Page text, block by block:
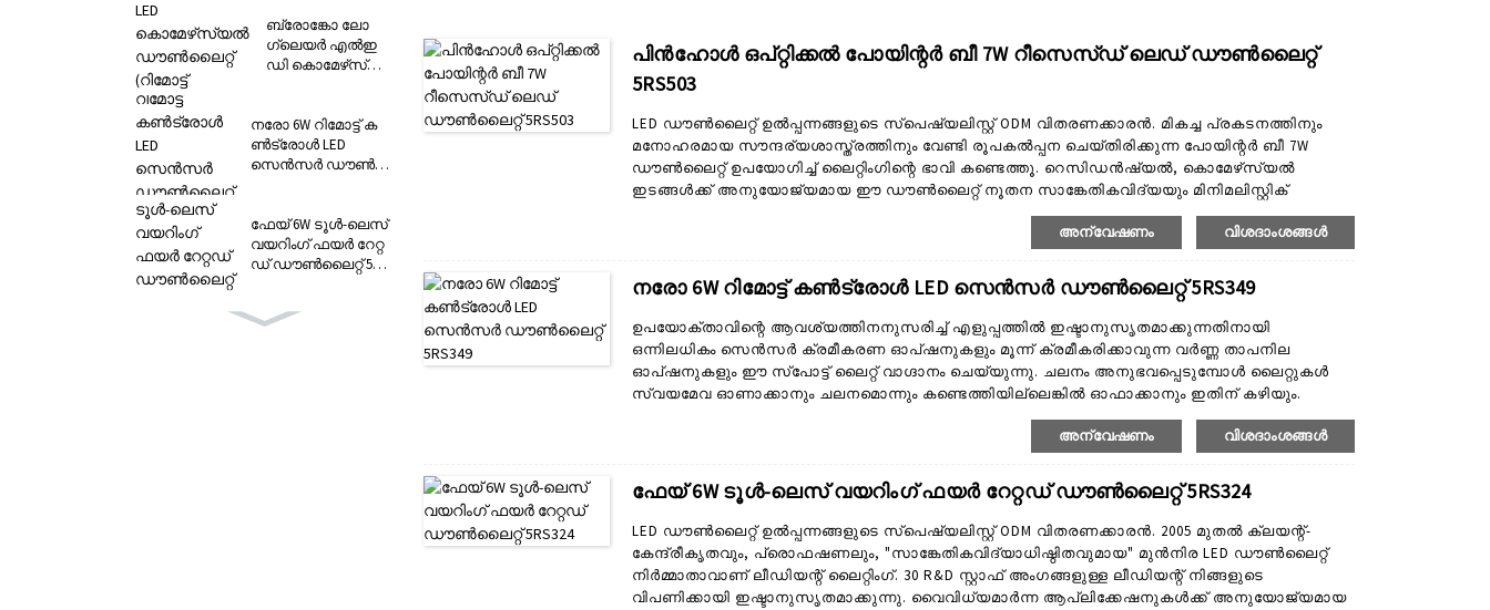
ബ്രോങ്കോ ലോ
ഗ്ലെയർ എൽഇ
ഡി കൊമേഴ്‌സ്യ
നരോ 6W റിമോട്ട് ക
ൺട്രോൾ LED
സെൻസർ ഡൗൺ
ഫേയ് 6W ടൂൾ-ലെസ്
വയറിംഗ് ഫയർ റേറ്റ
ഡ് ഡൗൺലൈറ്റ് 5RS
MARS 4W LED ഡൗൺ
പിൻഹോൾ ഒപ്റ്റിക്കൽ പോയിന്റർ ബീ 7W റീസെസ്ഡ് ലെഡ് ഡൗൺലൈറ്റ്
5RS503
LED ഡൗൺലൈറ്റ് ഉൽപ്പന്നങ്ങളുടെ സ്പെഷ്യലിസ്റ്റ് ODM വിതരണക്കാരൻ. മികച്ച പ്രകടനത്തിനും
മനോഹരമായ സൗന്ദര്യശാസ്ത്രത്തിനും വേണ്ടി രൂപകൽപ്പന ചെയ്‌തിരിക്കുന്ന പോയിന്റർ ബീ 7W
ഡൗൺലൈറ്റ് ഉപയോഗിച്ച് ലൈറ്റിംഗിന്റെ ഭാവി കണ്ടെത്തൂ. റെസിഡൻഷ്യൽ, കൊമേഴ്‌സ്യൽ
ഇടങ്ങൾക്ക് അനുയോജ്യമായ ഈ ഡൗൺലൈറ്റ് നൂതന സാങ്കേതികവിദ്യയും മിനിമലിസ്റ്റിക്
ഡിസൈനും സംയോജിപ്പിച്ച് അനുയോജ്യമായ ലൈറ്റിംഗ് പരിഹാരം സൃഷ്ടിക്കുന്നു. പ്രധാന
സവിശേഷതകൾ: കൃത്യമായ കൃത്യത: കുറഞ്ഞ സ്പില്ലിനൊപ്പം ഫോക്കസ്ഡ്, ഡയറക്ഷണൽ
ചെയ്യുന്നതിന് അനുയോജ്യമാക്കുന്നു...
അന്വേഷണം വിശദാംശങ്ങൾ
നരോ 6W റിമോട്ട് കൺട്രോൾ LED സെൻസർ ഡൗൺലൈറ്റ് 5RS349
ഉപയോക്താവിന്റെ ആവശ്യത്തിനനുസരിച്ച് എളുപ്പത്തിൽ ഇഷ്ടാനുസൃതമാക്കുന്നതിനായി
ഒന്നിലധികം സെൻസർ ക്രമീകരണ ഓപ്ഷനുകളും മൂന്ന് ക്രമീകരിക്കാവുന്ന വർണ്ണ താപനില
ഓപ്ഷനുകളും ഈ സ്പോട്ട് ലൈറ്റ് വാഗ്ദാനം ചെയ്യുന്നു. ചലനം അനുഭവപ്പെടുമ്പോൾ ലൈറ്റുകൾ
സ്വയമേവ ഓണാക്കാനും ചലനമൊന്നും കണ്ടെത്തിയില്ലെങ്കിൽ ഓഫാക്കാനും ഇതിന് കഴിയും.
വർദ്ധിച്ച സുരക്ഷയും ഹാൻഡ്‌സ്-ഫ്രീ സ്വിച്ചിംഗിന്റെ സൗകര്യവും സെൻസറുകൾ ഇൻസ്റ്റാൾ
ചെയ്യുന്നതിനുള്ള മികച്ച കാരണങ്ങളാണ്. ഇൻസ്റ്റാളേഷന്റെ എളുപ്പം പുതിയ നിർമ്മാണത്തിനും
ലീഡന്റ് ലൈറ്റിംഗ്...
അന്വേഷണം വിശദാംശങ്ങൾ
ഫേയ് 6W ടൂൾ-ലെസ് വയറിംഗ് ഫയർ റേറ്റഡ് ഡൗൺലൈറ്റ് 5RS324
LED ഡൗൺലൈറ്റ് ഉൽപ്പന്നങ്ങളുടെ സ്പെഷ്യലിസ്റ്റ് ODM വിതരണക്കാരൻ. 2005 മുതൽ ക്ലയന്റ്-
കേന്ദ്രീകൃതവും, പ്രൊഫഷണലും, "സാങ്കേതികവിദ്യാധിഷ്ഠിതവുമായ" മുൻനിര LED ഡൗൺലൈറ്റ്
നിർമ്മാതാവാണ് ലീഡിയന്റ് ലൈറ്റിംഗ്. 30 R&D സ്റ്റാഫ് അംഗങ്ങളുള്ള ലീഡിയന്റ് നിങ്ങളുടെ
വിപണിക്കായി ഇഷ്ടാനുസൃതമാക്കുന്നു. വൈവിധ്യമാർന്ന ആപ്ലിക്കേഷനുകൾക്ക് അനുയോജ്യമായ